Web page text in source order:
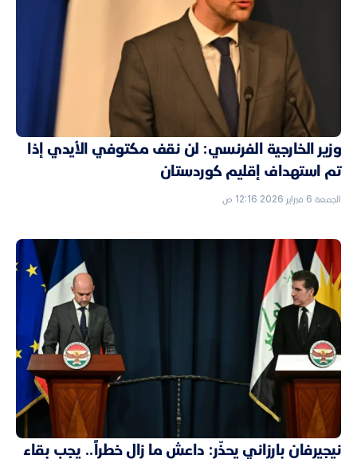
وزير الخارجية الفرنسي: لن نقف مكتوفي الأيدي إذا
تم استهداف إقليم كوردستان
الجمعة 6 فبراير 2026 12:16 ص
نيجيرفان بارزاني يحذّر: داعش ما زال خطراً.. يجب بقاء